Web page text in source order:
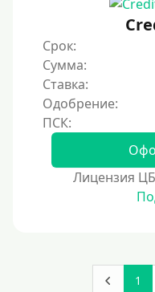
В ломбарде
Роботы займов
Перевод средств на
Бесплатное
карты.
Денежным переводом
На Яндекс Деньги
Срок:
Сумма:
Ставка:
Одобрение:
Лицензия
1